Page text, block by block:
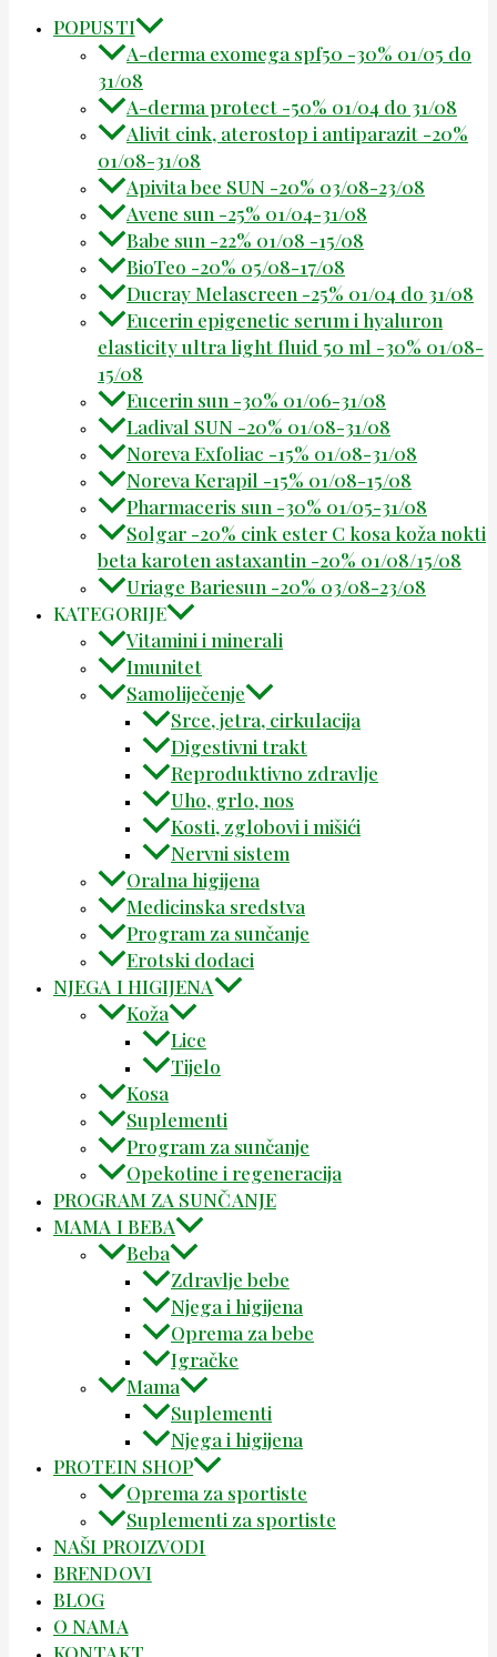
POPUSTI
A-derma exomega spf50 -30% 01/05 do
31/08
A-derma protect -50% 01/04 do 31/08
Alivit cink, aterostop i antiparazit -20%
01/08-31/08
Apivita bee SUN -20% 03/08-23/08
Avene sun -25% 01/04-31/08
Babe sun -22% 01/08 -15/08
BioTeo -20% 05/08-17/08
Ducray Melascreen -25% 01/04 do 31/08
Eucerin epigenetic serum i hyaluron
elasticity ultra light fluid 50 ml -30% 01/08-
15/08
Eucerin sun -30% 01/06-31/08
Ladival SUN -20% 01/08-31/08
Noreva Exfoliac -15% 01/08-31/08
Noreva Kerapil -15% 01/08-15/08
Pharmaceris sun -30% 01/05-31/08
Solgar -20% cink ester C kosa koža nokti
beta karoten astaxantin -20% 01/08/15/08
Uriage Bariesun -20% 03/08-23/08
KATEGORIJE
Vitamini i minerali
Imunitet
Samoliječenje
Srce, jetra, cirkulacija
Digestivni trakt
Reproduktivno zdravlje
Uho, grlo, nos
Kosti, zglobovi i mišići
Nervni sistem
Oralna higijena
Medicinska sredstva
Program za sunčanje
Erotski dodaci
NJEGA I HIGIJENA
Koža
Lice
Tijelo
Kosa
Suplementi
Program za sunčanje
Opekotine i regeneracija
PROGRAM ZA SUNČANJE
MAMA I BEBA
Beba
Zdravlje bebe
Njega i higijena
Oprema za bebe
Igračke
Mama
Suplementi
Njega i higijena
PROTEIN SHOP
Oprema za sportiste
Suplementi za sportiste
NAŠI PROIZVODI
BRENDOVI
BLOG
O NAMA